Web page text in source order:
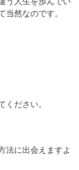
当然なのです。
ください。
法に出会えますよ